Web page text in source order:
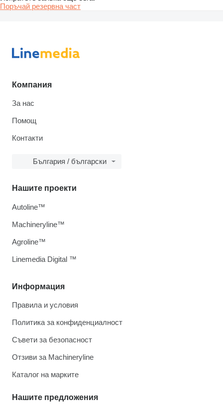
Поръчай резервна част
Компания
За нас
Помощ
Контакти
България / български
Информация
Правила и условия
Политика за конфиденциалност
Съвети за безопасност
Отзиви за Machineryline
Каталог на марките
Нашите предложения
Нашите проекти
Autoline™
Machineryline™
Agroline™
Linemedia Digital ™